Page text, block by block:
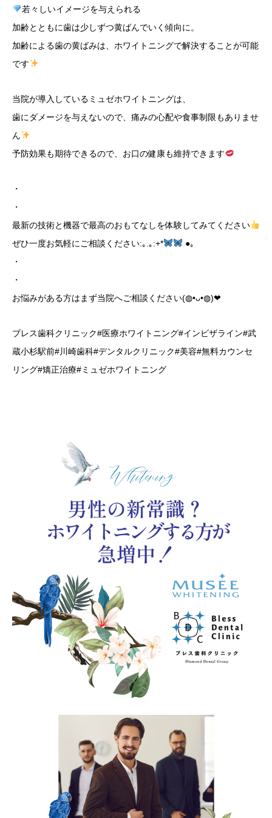
若々しいイメージを与えられる
加齢とともに歯は少しずつ黄ばんでいく傾向に。
加齢による歯の黄ばみは、ホワイトニングで解決することが可能
です
当院が導入しているミュゼホワイトニングは、
歯にダメージを与えないので、痛みの心配や食事制限もありませ
ん
予防効果も期待できるので、お口の健康も維持できます
・
・
最新の技術と機器で最高のおもてなしを体験してみてください
ぜひ一度お気軽にご相談ください:｡.｡:+*
●｡
・
・
お悩みがある方はまず当院へご相談ください(◍•ᴗ•◍)❤︎
ブレス歯科クリニック#医療ホワイトニング#インビザライン#武
蔵小杉駅前#川崎歯科#デンタルクリニック#美容#無料カウンセ
リング#矯正治療#ミュゼホワイトニング